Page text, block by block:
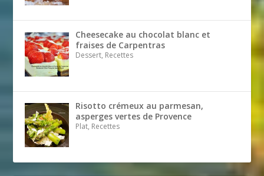
Cheesecake au chocolat blanc et
fraises de Carpentras
Dessert, Recettes
Risotto crémeux au parmesan,
asperges vertes de Provence
Plat, Recettes